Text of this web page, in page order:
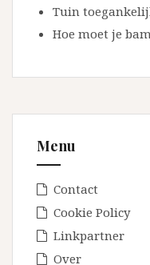
Tuin
Hoe moet je
Menu
Contact
Cookie Policy
Linkpartner
Over